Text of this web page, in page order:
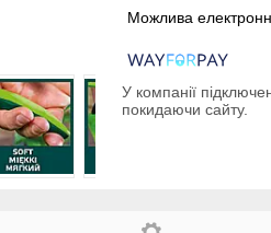
У компанії
покидаючи сайту.